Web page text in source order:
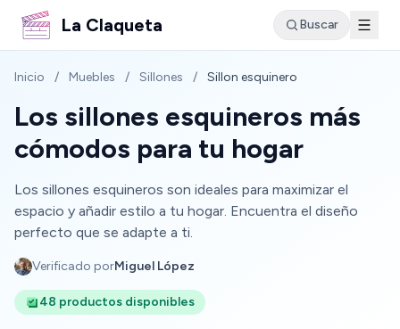
La Claqueta Buscar
Inicio / Muebles / Sillones / Sillon esquinero
Los sillones esquineros más
cómodos para tu hogar
Los sillones esquineros son ideales para maximizar el
espacio y añadir estilo a tu hogar. Encuentra el diseño
perfecto que se adapte a ti.
Verificado porMiguel López
48 productos disponibles